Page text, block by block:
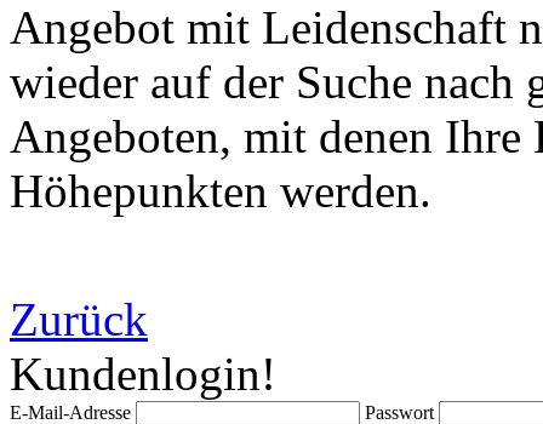
Angebot mit Leidenschaft
wieder auf der Suche nach
Angeboten, mit denen Ihre
Höhepunkten werden.
Zurück
Kundenlogin!
E-Mail-Adresse Passwort